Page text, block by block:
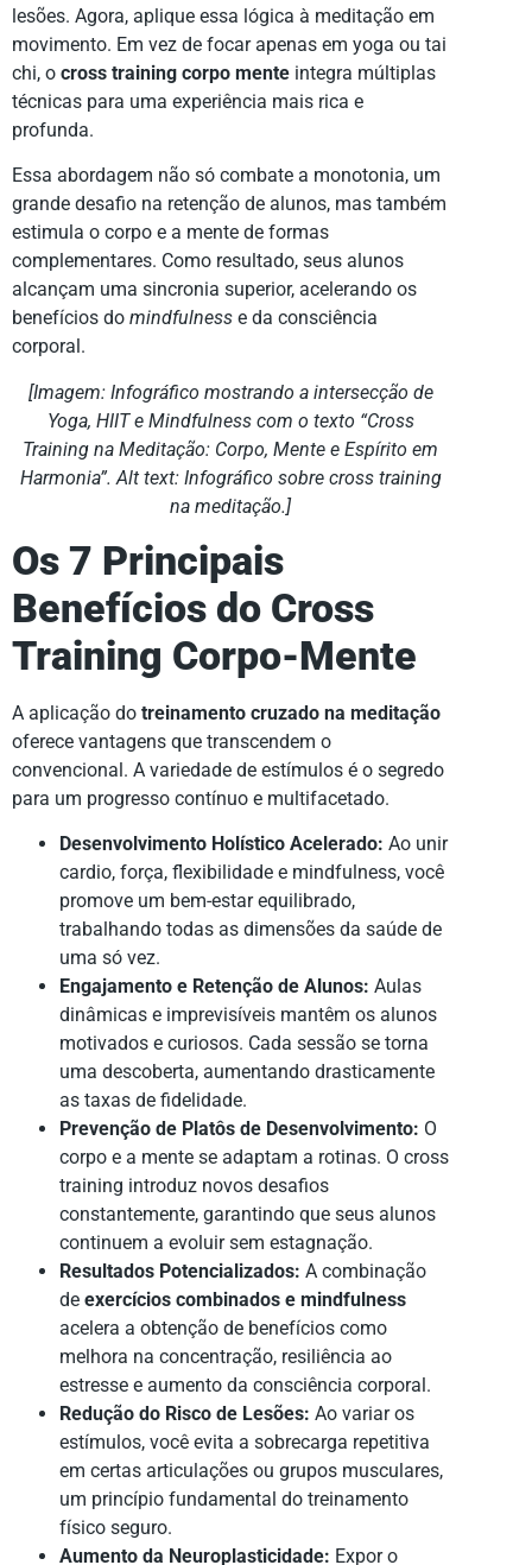
lesões. Agora, aplique essa lógica à meditação em
movimento. Em vez de focar apenas em yoga ou tai
chi, o cross training corpo mente integra múltiplas
técnicas para uma experiência mais rica e
profunda.
Essa abordagem não só combate a monotonia, um
grande desafio na retenção de alunos, mas também
estimula o corpo e a mente de formas
complementares. Como resultado, seus alunos
alcançam uma sincronia superior, acelerando os
benefícios do mindfulness e da consciência
corporal.
[Imagem: Infográfico mostrando a intersecção de
Yoga, HIIT e Mindfulness com o texto “Cross
Training na Meditação: Corpo, Mente e Espírito em
Harmonia”. Alt text: Infográfico sobre cross training
na meditação.]
Os 7 Principais
Benefícios do Cross
Training Corpo-Mente
A aplicação do treinamento cruzado na meditação
oferece vantagens que transcendem o
convencional. A variedade de estímulos é o segredo
para um progresso contínuo e multifacetado.
Desenvolvimento Holístico Acelerado: Ao unir
cardio, força, flexibilidade e mindfulness, você
promove um bem-estar equilibrado,
trabalhando todas as dimensões da saúde de
uma só vez.
Engajamento e Retenção de Alunos: Aulas
dinâmicas e imprevisíveis mantêm os alunos
motivados e curiosos. Cada sessão se torna
uma descoberta, aumentando drasticamente
as taxas de fidelidade.
Prevenção de Platôs de Desenvolvimento: O
corpo e a mente se adaptam a rotinas. O cross
training introduz novos desafios
constantemente, garantindo que seus alunos
continuem a evoluir sem estagnação.
Resultados Potencializados: A combinação
de exercícios combinados e mindfulness
acelera a obtenção de benefícios como
melhora na concentração, resiliência ao
estresse e aumento da consciência corporal.
Redução do Risco de Lesões: Ao variar os
estímulos, você evita a sobrecarga repetitiva
em certas articulações ou grupos musculares,
um princípio fundamental do treinamento
físico seguro.
Aumento da Neuroplasticidade: Expor o